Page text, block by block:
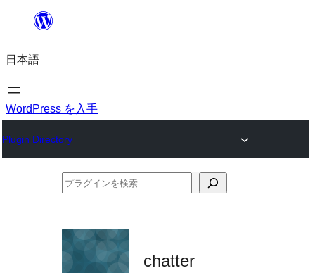
を
ス
キ
プ
日本語
WordPress を入手
Plugin Directory
プ
ン
chatter